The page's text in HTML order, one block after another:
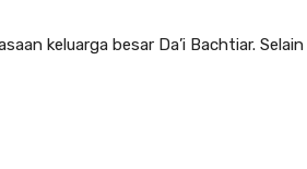
keluarga besar Da’i Bachtiar.